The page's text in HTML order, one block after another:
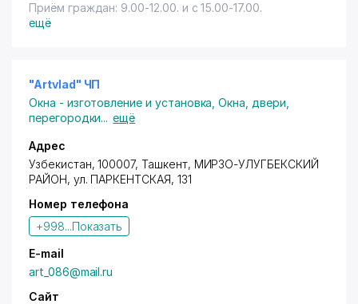
Приём граждан: 9.00-12.00. и с 15.00-17.00.
ещё
"Artvlad" ЧП
Окна - изготовление и установка ,Окна, двери,
перегородки... ещё
Адрес
Узбекистан, 100007, Ташкент, МИРЗО-УЛУГБЕКСКИЙ
РАЙОН, ул. ПАРКЕНТСКАЯ, 131
Номер телефона
+998...Показать
E-mail
art_086@mail.ru
Сайт